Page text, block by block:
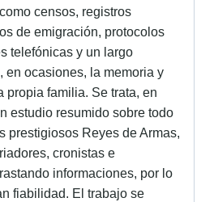
censos, registros
de emigración, protocolos
telefónicas y un largo
en ocasiones, la memoria y
propia familia. Se trata, en
estudio resumido sobre todo
prestigiosos Reyes de Armas,
cronistas e
informaciones, por lo
fiabilidad. El trabajo se